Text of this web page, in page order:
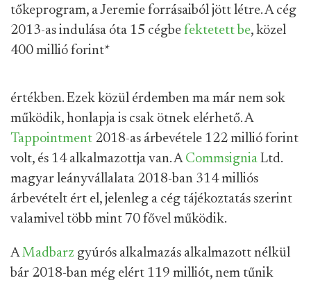
tőkeprogram, a Jeremie forrásaiból jött létre. A cég
2013-as indulása óta 15 cégbe fektetett be, közel
400 millió forint*
értékben. Ezek közül érdemben ma már nem sok
működik, honlapja is csak ötnek elérhető. A
Tappointment 2018-as árbevétele 122 millió forint
volt, és 14 alkalmazottja van. A Commsignia Ltd.
magyar leányvállalata 2018-ban 314 milliós
árbevételt ért el, jelenleg a cég tájékoztatás szerint
valamivel több mint 70 fővel működik.
AMadbarz gyúrós alkalmazás alkalmazott nélkül
bár 2018-ban még elért 119 milliót, nem tűnik